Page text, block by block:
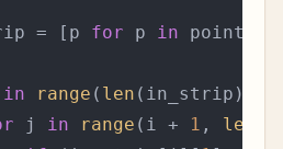
= [p
for p in
in range ( len (in_strip)):
j in range (i + 1 , len